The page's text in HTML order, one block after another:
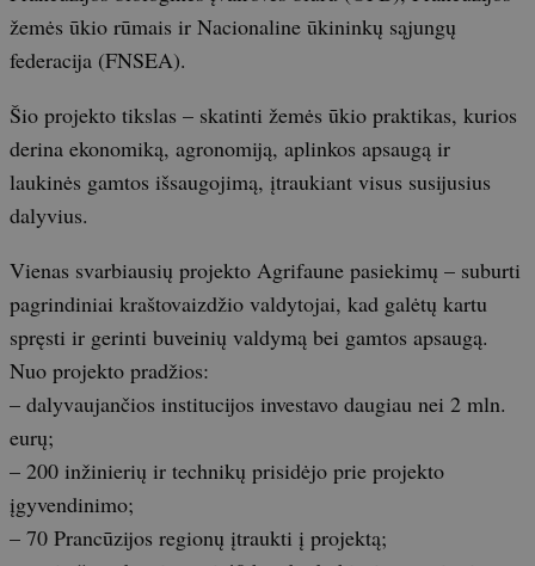
žemės ūkio rūmais ir Nacionaline ūkininkų sąjungų
federacija (FNSEA).
Šio projekto tikslas – skatinti žemės ūkio praktikas, kurios
derina ekonomiką, agronomiją, aplinkos apsaugą ir
laukinės gamtos išsaugojimą, įtraukiant visus susijusius
dalyvius.
Vienas svarbiausių projekto Agrifaune pasiekimų – suburti
pagrindiniai kraštovaizdžio valdytojai, kad galėtų kartu
spręsti ir gerinti buveinių valdymą bei gamtos apsaugą.
Nuo projekto pradžios:
– dalyvaujančios institucijos investavo daugiau nei 2 mln.
eurų;
– 200 inžinierių ir technikų prisidėjo prie projekto
įgyvendinimo;
– 70 Prancūzijos regionų įtraukti į projektą;